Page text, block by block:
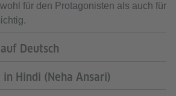
für den Protagonisten als auch für
Deutsch
in Hindi (Neha Ansari)